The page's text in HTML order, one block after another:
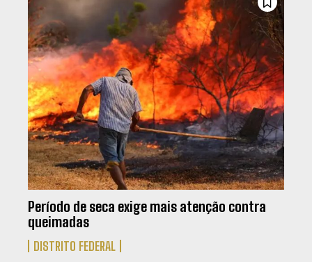
Período de seca exige mais atenção contra
queimadas
DISTRITO FEDERAL